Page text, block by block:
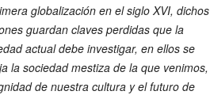
globalización en el siglo XVI, dichos
guardan claves perdidas que la
actual debe investigar, en ellos se
la sociedad mestiza de la que venimos,
de nuestra cultura y el futuro de